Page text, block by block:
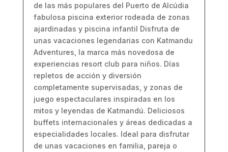
de las más populares del Puerto de Alcúdia
fabulosa piscina exterior rodeada de zonas
ajardinadas y piscina infantil Disfruta de
unas vacaciones legendarias con Katmandu
Adventures, la marca más novedosa de
experiencias resort club para niños. Días
repletos de acción y diversión
completamente supervisadas, y zonas de
juego espectaculares inspiradas en los
mitos y leyendas de Katmandú. Deliciosos
buffets internacionales y áreas dedicadas a
especialidades locales. Ideal para disfrutar
de unas vacaciones en familia, pareja o